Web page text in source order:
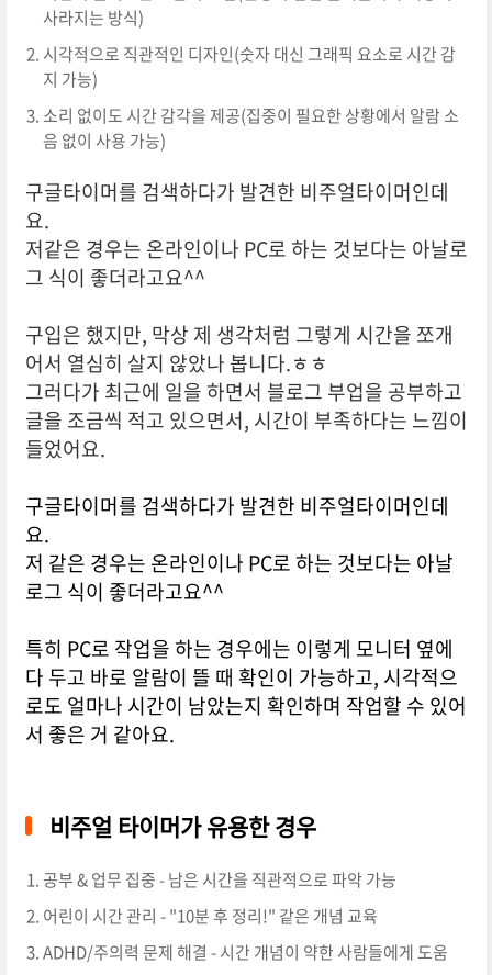
사라지는 방식)
시각적으로 직관적인 디자인(숫자 대신 그래픽 요소로 시간 감
지 가능)
소리 없이도 시간 감각을 제공(집중이 필요한 상황에서 알람 소
음 없이 사용 가능)
구글타이머를 검색하다가 발견한 비주얼타이머인데
요.
저같은 경우는 온라인이나 PC로 하는 것보다는 아날로
그 식이 좋더라고요^^
구입은 했지만, 막상 제 생각처럼 그렇게 시간을 쪼개
어서 열심히 살지 않았나 봅니다.ㅎㅎ
그러다가 최근에 일을 하면서 블로그 부업을 공부하고
글을 조금씩 적고 있으면서, 시간이 부족하다는 느낌이
들었어요.
구글타이머를 검색하다가 발견한 비주얼타이머인데
요.
저 같은 경우는 온라인이나 PC로 하는 것보다는 아날
로그 식이 좋더라고요^^
특히 PC로 작업을 하는 경우에는 이렇게 모니터 옆에
다 두고 바로 알람이 뜰 때 확인이 가능하고, 시각적으
로도 얼마나 시간이 남았는지 확인하며 작업할 수 있어
서 좋은 거 같아요.
비주얼 타이머가 유용한 경우
공부 & 업무 집중 - 남은 시간을 직관적으로 파악 가능
어린이 시간 관리 - "10분 후 정리!" 같은 개념 교육
ADHD/주의력 문제 해결 - 시간 개념이 약한 사람들에게 도움